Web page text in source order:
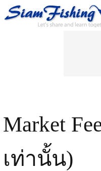
Market
เท่านั้น)